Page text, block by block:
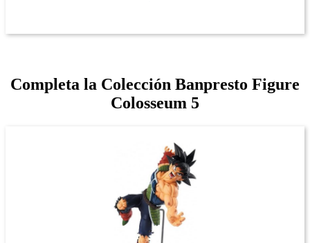
Completa la Colección Banpresto Figure
Colosseum 5